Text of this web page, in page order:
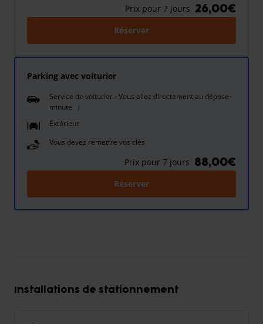
Prix pour 7 jours 26,00€
Réserver
Parking avec voiturier
Service de voiturier - Vous allez directement au dépose-
minute
Extérieur
Vous devez remettre vos clés
Prix pour 7 jours 88,00€
Réserver
Installations de stationnement